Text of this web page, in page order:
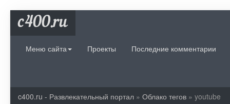
c400.ru
Меню сайта Проекты Последние комментарии
c400.ru - Развлекательный портал» Облако тегов» youtube